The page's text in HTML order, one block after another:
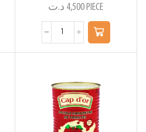
4,500 د.ت PIECE